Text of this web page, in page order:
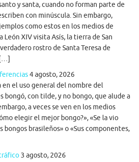
y santa, cuando no forman parte de
con minúscula. Sin embargo,
como estos en los medios de
León XIV visita Asís, la tierra de San
rostro de Santa Teresa de
[…]
4 agosto, 2026
en el uso general del nombre del
bongó, con tilde, y no bongo, que alude a
a veces se ven en los medios
elegir el mejor bongo?», «Se la vio
bongos brasileños» o «Sus componentes,
3 agosto, 2026